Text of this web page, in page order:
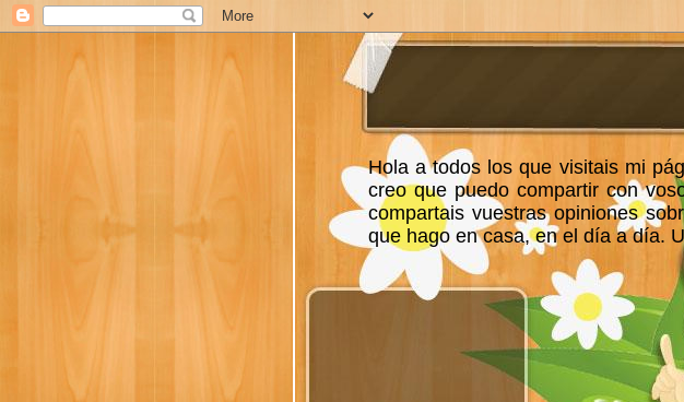
Hola a todos los que visitais mi
creo que puedo compartir con
compartais vuestras opiniones
que hago en casa, en el día a día.